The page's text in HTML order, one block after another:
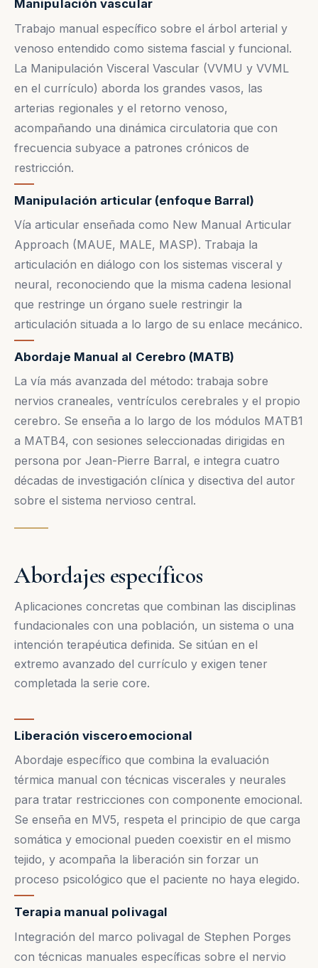
Manipulación vascular
Trabajo manual específico sobre el árbol arterial y
venoso entendido como sistema fascial y funcional.
La Manipulación Visceral Vascular (VVMU y VVML
en el currículo) aborda los grandes vasos, las
arterias regionales y el retorno venoso,
acompañando una dinámica circulatoria que con
frecuencia subyace a patrones crónicos de
restricción.
Manipulación articular (enfoque Barral)
Vía articular enseñada como New Manual Articular
Approach (MAUE, MALE, MASP). Trabaja la
articulación en diálogo con los sistemas visceral y
neural, reconociendo que la misma cadena lesional
que restringe un órgano suele restringir la
articulación situada a lo largo de su enlace mecánico.
Abordaje Manual al Cerebro (MATB)
La vía más avanzada del método: trabaja sobre
nervios craneales, ventrículos cerebrales y el propio
cerebro. Se enseña a lo largo de los módulos MATB1
a MATB4, con sesiones seleccionadas dirigidas en
persona por Jean-Pierre Barral, e integra cuatro
décadas de investigación clínica y disectiva del autor
sobre el sistema nervioso central.
Abordajes específicos
Aplicaciones concretas que combinan las disciplinas
fundacionales con una población, un sistema o una
intención terapéutica definida. Se sitúan en el
extremo avanzado del currículo y exigen tener
completada la serie core.
Liberación visceroemocional
Abordaje específico que combina la evaluación
térmica manual con técnicas viscerales y neurales
para tratar restricciones con componente emocional.
Se enseña en MV5, respeta el principio de que carga
somática y emocional pueden coexistir en el mismo
tejido, y acompaña la liberación sin forzar un
proceso psicológico que el paciente no haya elegido.
Terapia manual polivagal
Integración del marco polivagal de Stephen Porges
con técnicas manuales específicas sobre el nervio